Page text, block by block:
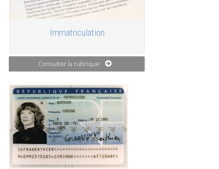
Immatriculation
Consulter la rubrique